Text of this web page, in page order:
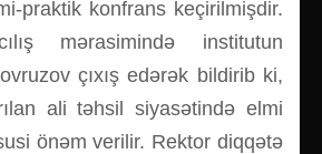
praktik konfrans keçirilmişdir.
mərasimində institutun
çıxış edərək bildirib ki,
ali təhsil siyasətində elmi
önəm verilir. Rektor diqqətə